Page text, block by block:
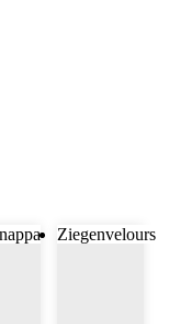
Ziegenvelours